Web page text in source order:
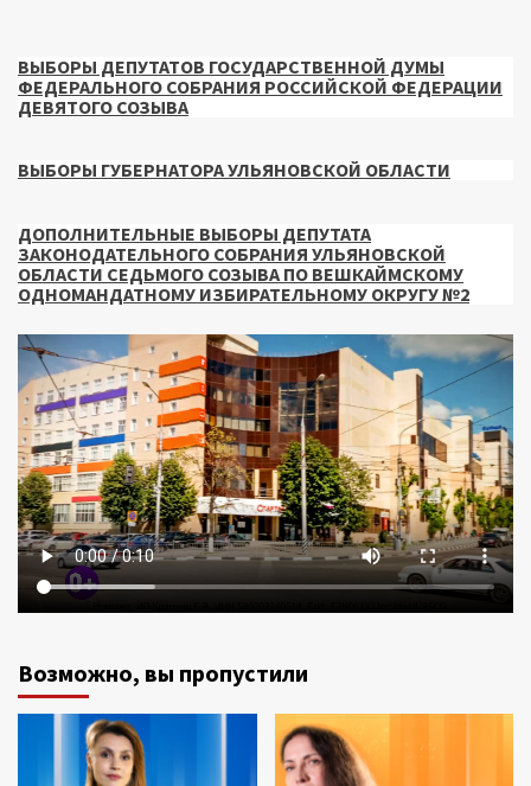
ВЫБОРЫ ДЕПУТАТОВ ГОСУДАРСТВЕННОЙ ДУМЫ
ФЕДЕРАЛЬНОГО СОБРАНИЯ РОССИЙСКОЙ ФЕДЕРАЦИИ
ДЕВЯТОГО СОЗЫВА
ВЫБОРЫ ГУБЕРНАТОРА УЛЬЯНОВСКОЙ ОБЛАСТИ
ДОПОЛНИТЕЛЬНЫЕ ВЫБОРЫ ДЕПУТАТА
ЗАКОНОДАТЕЛЬНОГО СОБРАНИЯ УЛЬЯНОВСКОЙ
ОБЛАСТИ СЕДЬМОГО СОЗЫВА ПО ВЕШКАЙМСКОМУ
ОДНОМАНДАТНОМУ ИЗБИРАТЕЛЬНОМУ ОКРУГУ №2
Возможно, вы пропустили